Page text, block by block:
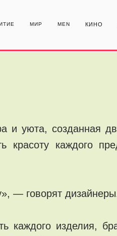
МИР MEN КИНО
и уюта, созданная
каждого
— говорят
каждого изделия,